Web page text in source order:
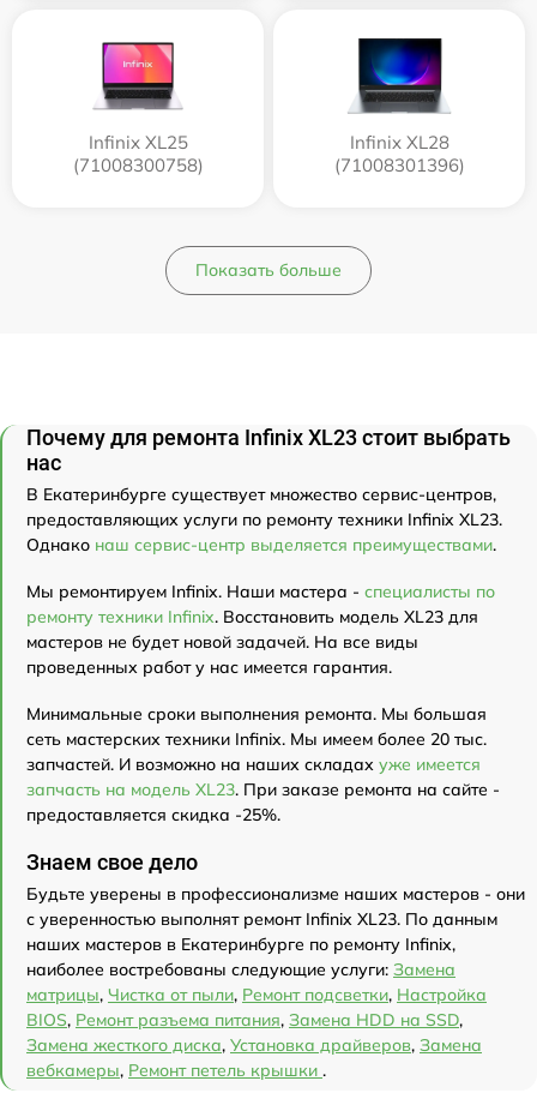
Infinix XL25
(71008300758)
Infinix XL28
(71008301396)
Показать больше
Почему для ремонта Infinix XL23 стоит выбрать
нас
В Екатеринбурге существует множество сервис-центров,
предоставляющих услуги по ремонту техники Infinix XL23.
Однако наш сервис-центр выделяется преимуществами.
Мы ремонтируем Infinix. Наши мастера - специалисты по
ремонту техники Infinix. Восстановить модель XL23 для
мастеров не будет новой задачей. На все виды
проведенных работ у нас имеется гарантия.
Минимальные сроки выполнения ремонта. Мы большая
сеть мастерских техники Infinix. Мы имеем более 20 тыс.
запчастей. И возможно на наших складах уже имеется
запчасть на модель XL23. При заказе ремонта на сайте -
предоставляется скидка -25%.
Знаем свое дело
Будьте уверены в профессионализме наших мастеров - они
с уверенностью выполнят ремонт Infinix XL23. По данным
наших мастеров в Екатеринбурге по ремонту Infinix,
наиболее востребованы следующие услуги: Замена
матрицы, Чистка от пыли, Ремонт подсветки, Настройка
BIOS, Ремонт разъема питания, Замена HDD на SSD,
Замена жесткого диска, Установка драйверов, Замена
вебкамеры, Ремонт петель крышки .